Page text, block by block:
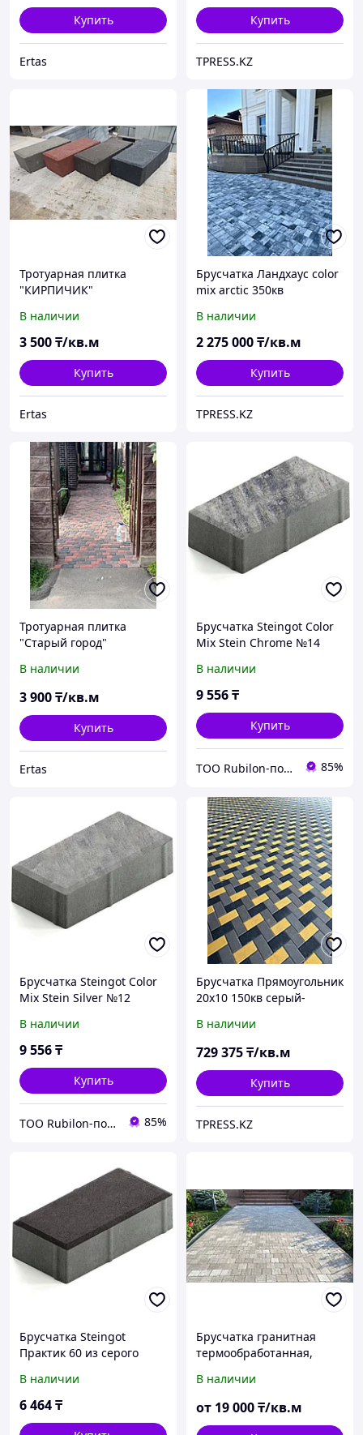
Купить
Ertas
Купить
TPRESS.KZ
Тротуарная плитка
"КИРПИЧИК"
(цветная)
В наличии
3 500₸/кв.м
Купить
Ertas
Брусчатка Ландхаус color
mix arctic 350кв
В наличии
2 275 000₸/кв.м
Купить
TPRESS.KZ
Тротуарная плитка
"Старый город"
(цветная)
В наличии
3 900₸/кв.м
Купить
Ertas
Брусчатка Steingot Color
Mix Stein Chrome №14
200х100х60 мм
В наличии
9 556₸
Купить
ТОО Rubilon-поставщик №1 85%
Брусчатка Steingot Color
Mix Stein Silver №12
200х100х60 мм
В наличии
9 556₸
Купить
ТОО Rubilon-поставщик №1 85%
Брусчатка Прямоугольник
20х10 150кв серый-
В наличии
729 375₸/кв.м
Купить
TPRESS.KZ
Брусчатка Steingot
Практик 60 из серого
прокрасом
прямоугольник черная
В наличии
6 464₸
Брусчатка гранитная
термообработанная,
В наличии
от 19 000₸/кв.м